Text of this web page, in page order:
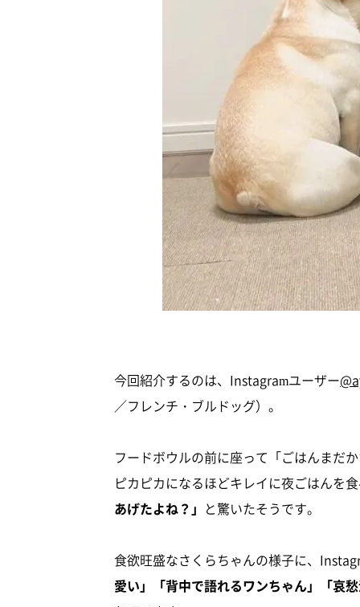
今回紹介するのは、Instagramユーザー
／フレンチ・ブルドッグ）。
フードボウルの前に座って「ごはんまだ
ピカピカになるほどキレイに夜ごはんを
あげたよね？」 と驚いたそうです。
食欲旺盛なさくらちゃんの様子に、
愛い」「背中で語れるワンちゃん」「哀